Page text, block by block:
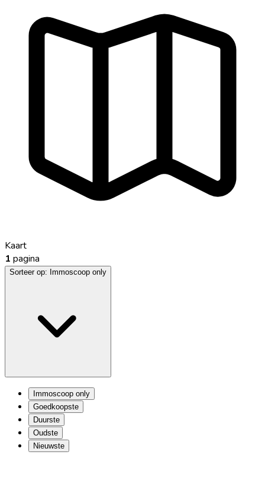
Kaart
1 pagina
Sorteer op: Immoscoop only
Immoscoop only
Goedkoopste
Duurste
Oudste
Nieuwste